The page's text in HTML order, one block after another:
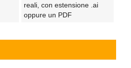
reali, con estensione .ai
oppure un PDF